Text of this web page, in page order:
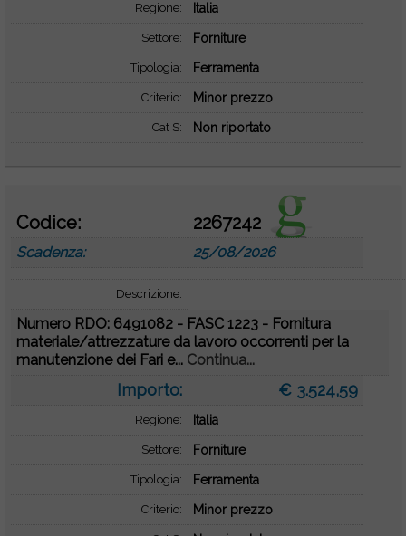
Regione: Italia
Settore: Forniture
Tipologia: Ferramenta
Criterio: Minor prezzo
Cat S: Non riportato
Codice: 2267242
Scadenza: 25/08/2026
Descrizione:
Numero RDO: 6491082 - FASC 1223 - Fornitura
materiale/attrezzature da lavoro occorrenti per la
manutenzione dei Fari e... Continua...
Importo: € 3.524,59
Regione: Italia
Settore: Forniture
Tipologia: Ferramenta
Criterio: Minor prezzo